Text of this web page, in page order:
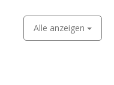
Alle anzeigen